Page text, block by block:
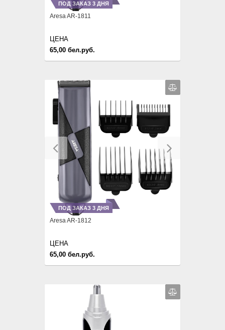
ПОД ЗАКАЗ 3 ДНЯ
Aresa AR-1811
65,00 бел.руб.
ЦЕНА
Previous
ПОД ЗАКАЗ 3 ДНЯ
Aresa AR-1812
65,00 бел.руб.
ЦЕНА